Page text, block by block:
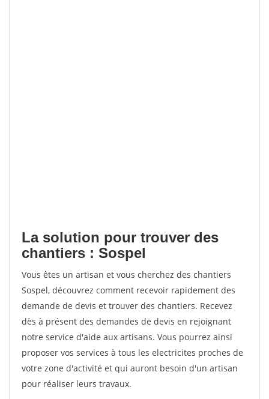
La solution pour trouver des
chantiers : Sospel
Vous êtes un artisan et vous cherchez des chantiers
Sospel, découvrez comment recevoir rapidement des
demande de devis et trouver des chantiers. Recevez
dès à présent des demandes de devis en rejoignant
notre service d'aide aux artisans. Vous pourrez ainsi
proposer vos services à tous les electricites proches de
votre zone d'activité et qui auront besoin d'un artisan
pour réaliser leurs travaux.